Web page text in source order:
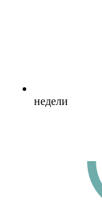
недели